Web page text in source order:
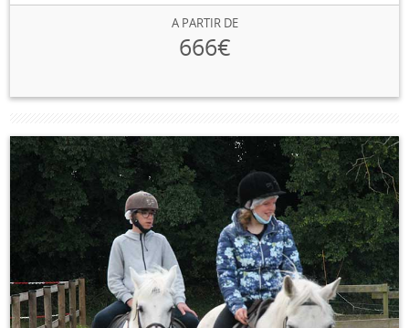
A PARTIR DE
666€